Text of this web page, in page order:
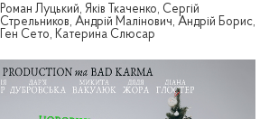
Роман Луцький, Яків Ткаченко, Сергій
Стрельников, Андрій Малінович, Андрій Борис,
Ген Сето, Катерина Слюсар